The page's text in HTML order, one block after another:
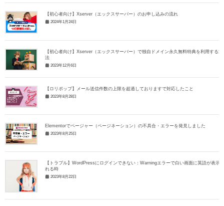
【初心者向け】Xserver（エックスサーバー）のお申し込みの流れ
2024年1月24日
【初心者向け】Xserver（エックスサーバー）で独自ドメイン永久無料特典を利用する方
法
2023年12月6日
【ロリポップ】メール送信件数の上限を超過しておりますで対応したこと
2023年8月28日
Elementorでページャー（ページネーション）の不具合・エラーを発見しました
2023年8月25日
【トラブル】WordPressにログインできない：Warningエラーで白い画面に英語が表示さ
れる時
2023年8月22日